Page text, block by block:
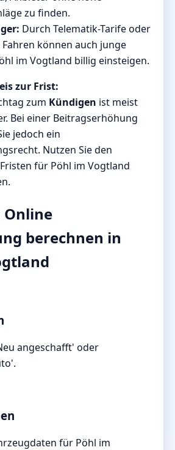
zu finden.
Durch Telematik-Tarife oder
können auch junge
im Vogtland billig einsteigen.
zur Frist:
zum Kündigen ist meist
Bei einer Beitragserhöhung
jedoch ein
Nutzen Sie den
für Pöhl im Vogtland
berechnen in
angeschafft' oder
für Pöhl im